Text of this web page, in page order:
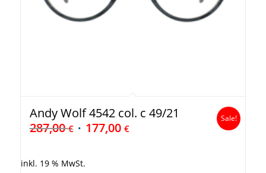
Andy Wolf 4542 col. c 49/21
287,00€ 177,00 €
Sale!
inkl. 19 % MwSt.